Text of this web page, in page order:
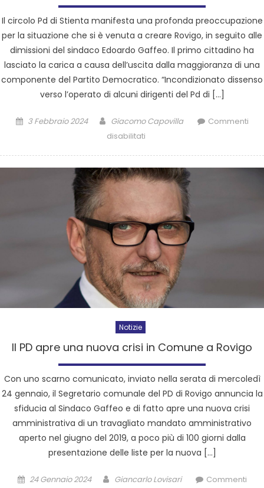
Il circolo Pd di Stienta manifesta una profonda preoccupazione
per la situazione che si è venuta a creare Rovigo, in seguito alle
dimissioni del sindaco Edoardo Gaffeo. Il primo cittadino ha
lasciato la carica a causa dell’uscita dalla maggioranza di una
componente del Partito Democratico. “Incondizionato dissenso
verso l’operato di alcuni dirigenti del Pd di […]
3 Febbraio 2024 Giacomo Capovilla
Commenti
disabilitati
Notizie
Il PD apre una nuova crisi in Comune a Rovigo
Con uno scarno comunicato, inviato nella serata di mercoledì
24 gennaio, il Segretario comunale del PD di Rovigo annuncia la
sfiducia al Sindaco Gaffeo e di fatto apre una nuova crisi
amministrativa di un travagliato mandato amministrativo
aperto nel giugno del 2019, a poco più di 100 giorni dalla
presentazione delle liste per la nuova […]
24 Gennaio 2024 Giancarlo Lovisari
Commenti